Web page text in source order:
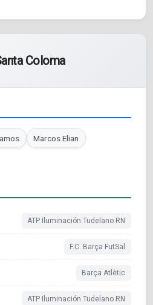
Coloma
Marcos Elian
ATP Iluminación Tudelano RN
F.C. Barça FutSal
Barça Atlètic
ATP Iluminación Tudelano RN